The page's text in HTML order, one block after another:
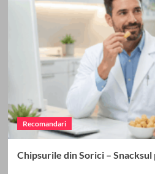
Recomandari
Chipsurile din Sorici –